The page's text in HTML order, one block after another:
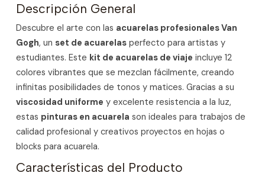
Descripción General
Descubre el arte con las acuarelas profesionales Van
Gogh, un set de acuarelasperfecto para artistas y
estudiantes. Este kit de acuarelas de viaje incluye 12
colores vibrantes que se mezclan fácilmente, creando
infinitas posibilidades de tonos y matices. Gracias a su
viscosidad uniforme y excelente resistencia a la luz,
estas pinturas en acuarela son ideales para trabajos de
calidad profesional y creativos proyectos en hojas o
blocks para acuarela.
Características del Producto